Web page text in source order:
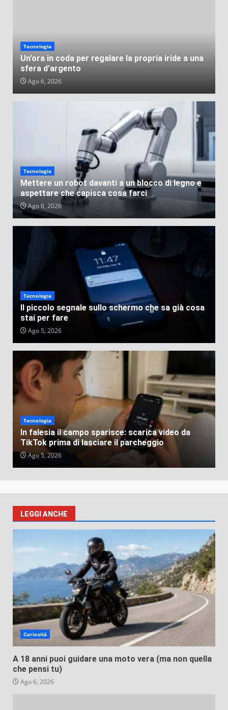
Tecnologia
Un’ora in coda per regalare la propria iride a una
sfera d’argento
Ago 6, 2026
Tecnologia
Mettere un robot davanti a un blocco di legno e
aspettare che capisca cosa farci
Ago 6, 2026
Tecnologia
Il piccolo segnale sullo schermo che sa già cosa
stai per fare
Ago 5, 2026
Tecnologia
In falesia il campo sparisce: scarica video da
TikTok prima di lasciare il parcheggio
Ago 5, 2026
LEGGI ANCHE
Curiosità
A 18 anni puoi guidare una moto vera (ma non quella
che pensi tu)
Ago 6, 2026